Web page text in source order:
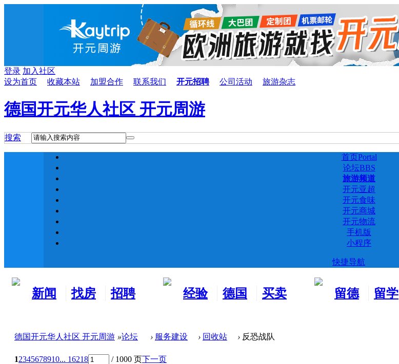
登录 加入社区
设为首页
收藏本站 加盟合作 联系我们 开元招聘 公司活动 旅游杂志
德国开元华人社区 开元周游
搜索
首页Portal
论坛BBS
旅游频道
开元亚超
开元食味
开元商城
开元物流
手机版
小程序
快捷导航
新闻
找房
招聘
经验
德国
买卖
留德
留学
德国开元华人社区 开元周游 »论坛 › 服务建设 › 回收站 › 反恐战队
12345678910... 16218 / 1000 页下一页